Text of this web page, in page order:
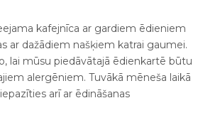
kafejnīca ar gardiem ēdieniem
ar dažādiem našķiem katrai gaumei.
lai mūsu piedāvātajā ēdienkartē būtu
alergēniem. Tuvākā mēneša laikā
arī ar ēdināšanas